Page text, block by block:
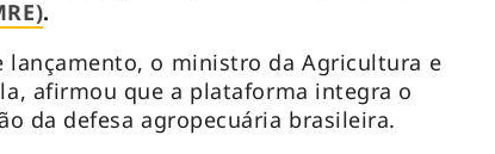
.
lançamento, o ministro da Agricultura e
afirmou que a plataforma integra o
da defesa agropecuária brasileira.